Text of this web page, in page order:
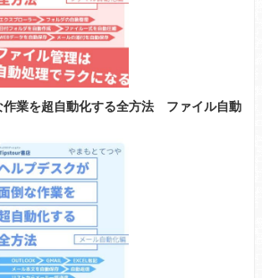
作業を超自動化する全方法 ファイル自動